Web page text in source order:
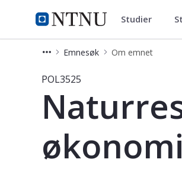
NTNU Hjemmeside
Studier Studier
Emnesøk Om emnet
Emne -POL3525
økonomi